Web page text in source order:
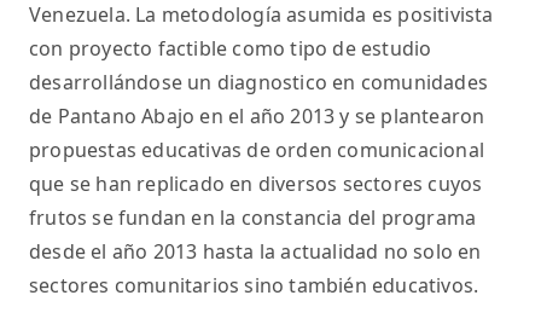
Venezuela. La metodología asumida es positivista
con proyecto factible como tipo de estudio
desarrollándose un diagnostico en comunidades
de Pantano Abajo en el año 2013 y se plantearon
propuestas educativas de orden comunicacional
que se han replicado en diversos sectores cuyos
frutos se fundan en la constancia del programa
desde el año 2013 hasta la actualidad no solo en
sectores comunitarios sino también educativos.